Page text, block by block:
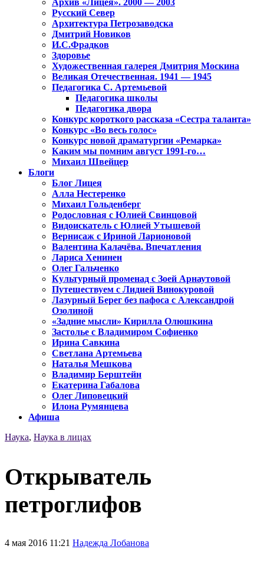
Архив «Лицея». 2000 — 2003
Русский Север
Архитектура Петрозаводска
Дмитрий Новиков
И.С.Фрадков
Здоровье
Художественная галерея Дмитрия Москина
Великая Отечественная. 1941 — 1945
Педагогика С. Артемьевой
Педагогика школы
Педагогика двора
Конкурс короткого рассказа «Сестра таланта»
Конкурс «Во весь голос»
Конкурс новой драматургии «Ремарка»
Каким мы помним август 1991-го…
Михаил Швейцер
Блоги
Блог Лицея
Алла Нестеренко
Михаил Гольденберг
Родословная с Юлией Свинцовой
Видоискатель с Юлией Утышевой
Вернисаж с Ириной Ларионовой
Валентина Калачёва. Впечатления
Лариса Хенинен
Олег Гальченко
Культурный променад с Зоей Арнаутовой
Путешествуем с Лидией Винокуровой
Лазурный Берег без пафоса с Александрой
Озолиной
«Задние мысли» Кирилла Олюшкина
Застолье с Владимиром Софиенко
Ирина Савкина
Светлана Артемьева
Наталья Мешкова
Владимир Берштейн
Екатерина Габалова
Олег Липовецкий
Илона Румянцева
Афиша
Наука, Наука в лицах
Открыватель
петроглифов
4 мая 2016 11:21 Надежда Лобанова